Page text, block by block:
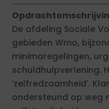
De afdeling Sociale
gebieden Wmo,
minimaregelingen,
schuldhulpverlening.
‘zelfredzaamheid’.
ondersteund op weg